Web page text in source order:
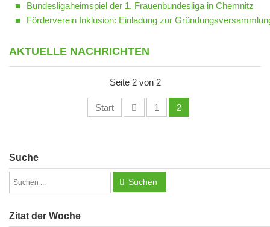
Bundesligaheimspiel der 1. Frauenbundesliga in Chemnitz
Förderverein Inklusion: Einladung zur
AKTUELLE NACHRICHTEN
Seite 2 von 2
Start 1 2
Suche
Suchen
Zitat der Woche